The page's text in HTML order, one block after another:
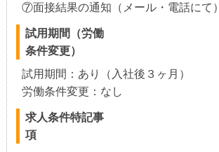
⑦面接結果の通知（メール・電話にて）
試用期間（労働
条件変更）
試用期間：あり（入社後３ヶ月）
労働条件変更：なし
求人条件特記事
項